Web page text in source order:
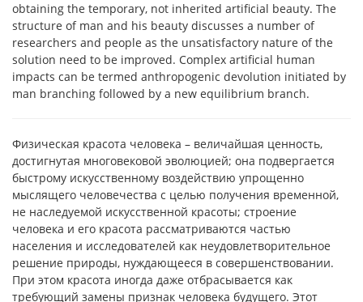
obtaining the temporary, not inherited artificial beauty. The
structure of man and his beauty discusses a number of
researchers and people as the unsatisfactory nature of the
solution need to be improved. Complex artificial human
impacts can be termed anthropogenic devolution initiated by
man branching followed by a new equilibrium branch.
Физическая красота человека – величайшая ценность,
достигнутая многовековой эволюцией; она подвергается
быстрому искусственному воздействию упрощенно
мыслящего человечества с целью получения временной,
не наследуемой искусственной красоты; строение
человека и его красота рассматриваются частью
населения и исследователей как неудовлетворительное
решение природы, нуждающееся в совершенствовании.
При этом красота иногда даже отбрасывается как
требующий замены признак человека будущего. Этот